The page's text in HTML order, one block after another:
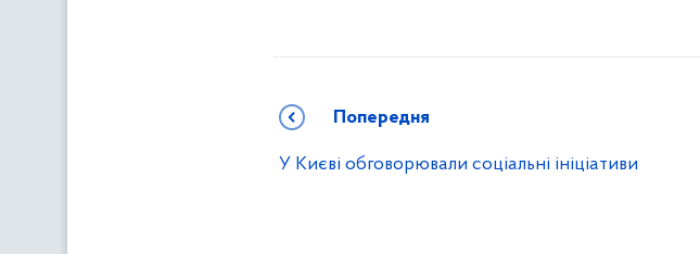
Попередня
У Києві обговорювали соціальні ініціативи